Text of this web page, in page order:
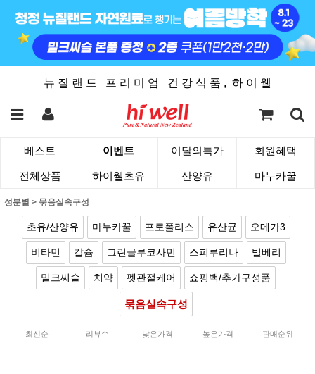
뉴 질 랜 드 프 리 미 엄 건 강 식 품 , 하 이 웰
베스트 이벤트 이달의특가 회원혜택
전체상품 하이웰초유 산양유 마누카꿀
성분별 > 묶음실속구성
초유/산양유 마누카꿀 프로폴리스 유산균 오메가3
비타민 칼슘 그린글루코사민 스피루리나 빌베리
밀크씨슬 치약 펫관절케어 쇼핑백/추가구성품
묶음실속구성
최신순 리뷰수 낮은가격 높은가격 판매순위